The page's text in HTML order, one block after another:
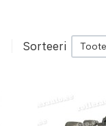
Sorteeri
Lisa soovinimekirja